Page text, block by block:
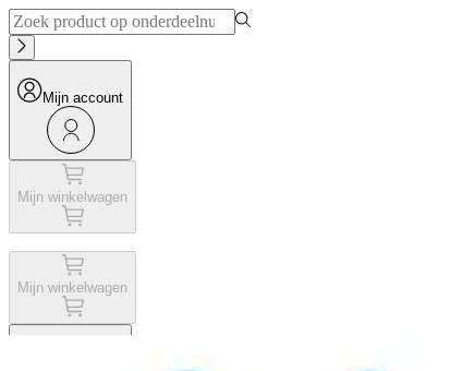
Mijn account
Mijn winkelwagen
Mijn winkelwagen